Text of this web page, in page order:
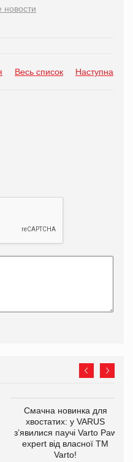
новости
Весь список Наступна
Смачна новинка для
хвостатих: у VARUS
з’явилися паучі Varto Paw
expert від власної ТМ
Varto!